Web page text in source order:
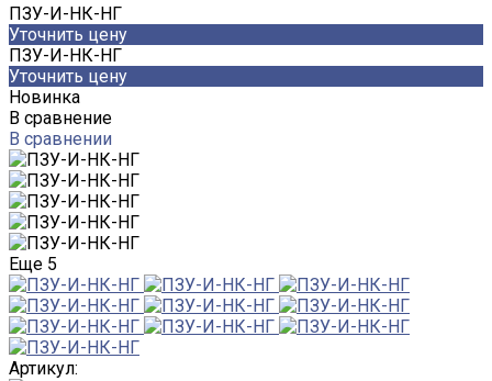
ПЗУ-И-НК-НГ
Уточнить цену
ПЗУ-И-НК-НГ
Уточнить цену
Новинка
В сравнение
В сравнении
Еще 5
Артикул: